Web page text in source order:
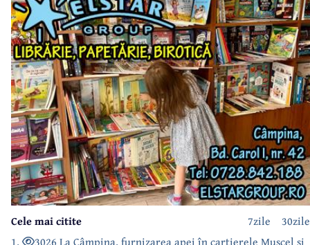
30zile
7zile
Cele mai citite